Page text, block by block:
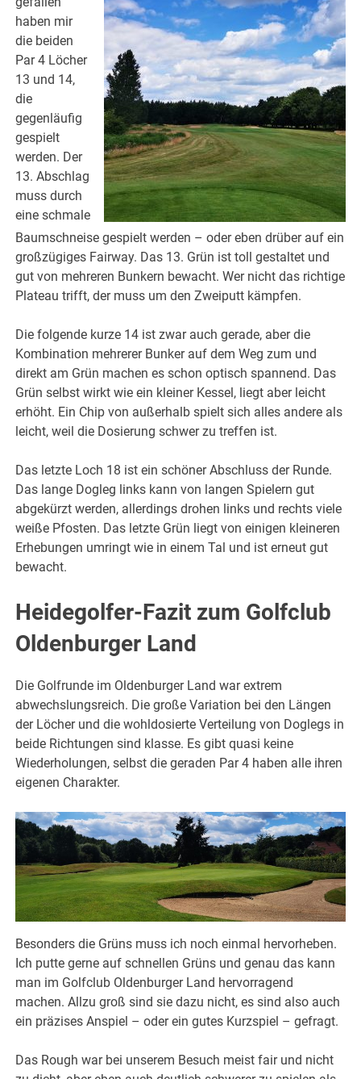
haben mir
die beiden
Par 4 Löcher
13 und 14,
die
gegenläufig
gespielt
werden. Der
13. Abschlag
muss durch
eine schmale
Baumschneise gespielt werden – oder eben drüber auf ein
großzügiges Fairway. Das 13. Grün ist toll gestaltet und
gut von mehreren Bunkern bewacht. Wer nicht das richtige
Plateau trifft, der muss um den Zweiputt kämpfen.
Die folgende kurze 14 ist zwar auch gerade, aber die
Kombination mehrerer Bunker auf dem Weg zum und
direkt am Grün machen es schon optisch spannend. Das
Grün selbst wirkt wie ein kleiner Kessel, liegt aber leicht
erhöht. Ein Chip von außerhalb spielt sich alles andere als
leicht, weil die Dosierung schwer zu treffen ist.
Das letzte Loch 18 ist ein schöner Abschluss der Runde.
Das lange Dogleg links kann von langen Spielern gut
abgekürzt werden, allerdings drohen links und rechts viele
weiße Pfosten. Das letzte Grün liegt von einigen kleineren
Erhebungen umringt wie in einem Tal und ist erneut gut
bewacht.
Heidegolfer-Fazit zum Golfclub
Oldenburger Land
Die Golfrunde im Oldenburger Land war extrem
abwechslungsreich. Die große Variation bei den Längen
der Löcher und die wohldosierte Verteilung von Doglegs in
beide Richtungen sind klasse. Es gibt quasi keine
Wiederholungen, selbst die geraden Par 4 haben alle ihren
eigenen Charakter.
Besonders die Grüns muss ich noch einmal hervorheben.
Ich putte gerne auf schnellen Grüns und genau das kann
man im Golfclub Oldenburger Land hervorragend
machen. Allzu groß sind sie dazu nicht, es sind also auch
ein präzises Anspiel – oder ein gutes Kurzspiel – gefragt.
Das Rough war bei unserem Besuch meist fair und nicht